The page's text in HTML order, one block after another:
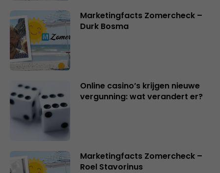
Marketingfacts Zomercheck –
Durk Bosma
Online casino’s krijgen nieuwe
vergunning: wat verandert er?
Marketingfacts Zomercheck –
Roel Stavorinus